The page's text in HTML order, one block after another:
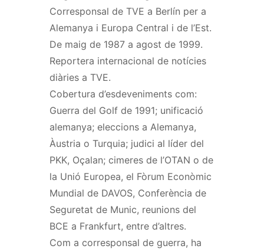
Corresponsal de TVE a Berlín per a
Alemanya i Europa Central i de l’Est.
De maig de 1987 a agost de 1999.
Reportera internacional de notícies
diàries a TVE.
Cobertura d’esdeveniments com:
Guerra del Golf de 1991; unificació
alemanya; eleccions a Alemanya,
Àustria o Turquia; judici al líder del
PKK, Oçalan; cimeres de l’OTAN o de
la Unió Europea, el Fòrum Econòmic
Mundial de DAVOS, Conferència de
Seguretat de Munic, reunions del
BCE a Frankfurt, entre d’altres.
Com a corresponsal de guerra, ha